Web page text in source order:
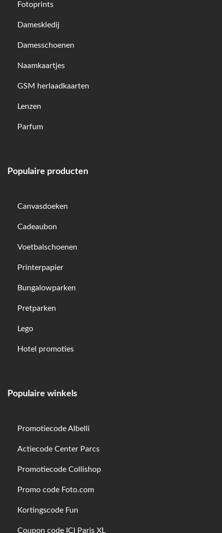
Fotoprints
Dameskledij
Damesschoenen
Naamkaartjes
GSM herlaadkaarten
Lenzen
Parfum
Populaire producten
Canvasdoeken
Cadeaubon
Voetbalschoenen
Printerpapier
Bungalowparken
Pretparken
Lego
Hotel promoties
Populaire winkels
Promotiecode Albelli
Actiecode Center Parcs
Promotiecode Collishop
Promo code Foto.com
Kortingscode Fun
Coupon code ICI Paris XL